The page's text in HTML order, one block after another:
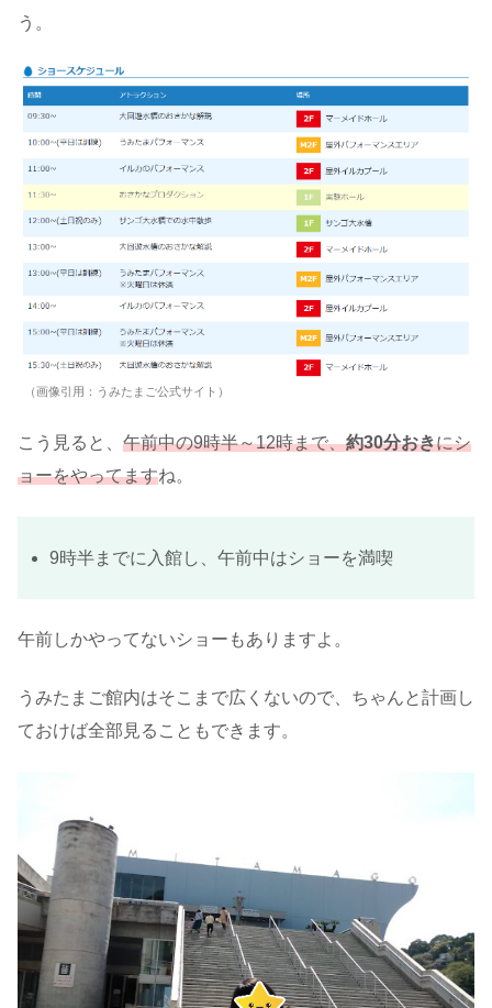
う。
（画像引用：うみたまご公式サイト）
こう見ると、 午前中の9時半～12時まで、約30分おきにシ
ョーをやってますね。
9時半までに入館し、午前中はショーを満喫
午前しかやってないショーもありますよ。
うみたまご館内はそこまで広くないので、ちゃんと計画し
ておけば全部見ることもできます。